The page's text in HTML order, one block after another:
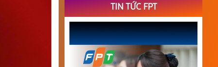
TIN TỨC FPT